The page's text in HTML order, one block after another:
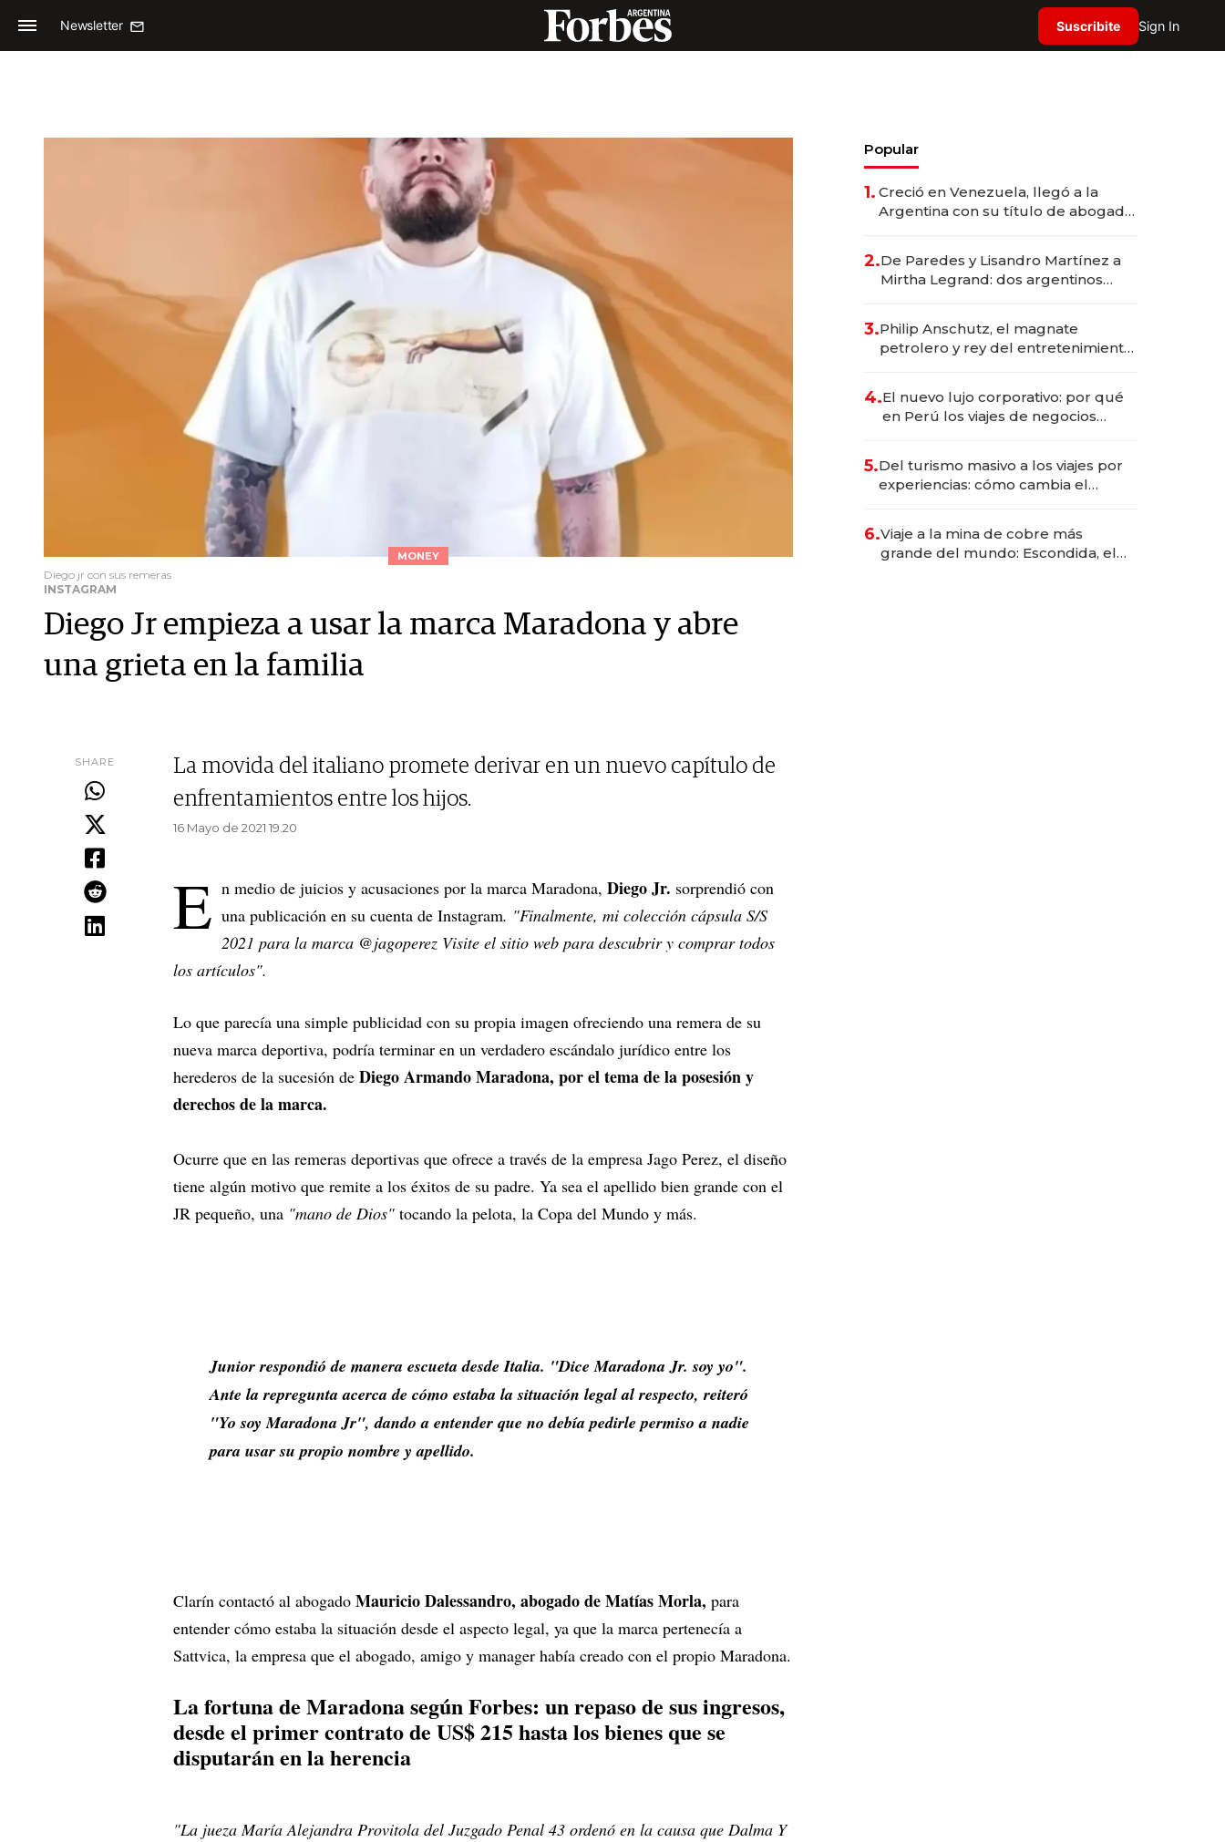
Newsletter Suscribite Sign In
MONEY
Diego jr con sus remeras
INSTAGRAM
Diego Jr empieza a usar la marca Maradona y abre
una grieta en la familia
SHARE
La movida del italiano promete derivar en un nuevo capítulo de
enfrentamientos entre los hijos.
16 Mayo de 2021 19.20
E n medio de juicios y acusaciones por la marca Maradona, Diego Jr. sorprendió con
una publicación en su cuenta de Instagram. "Finalmente, mi colección cápsula S/S
2021 para la marca @jagoperez Visite el sitio web para descubrir y comprar todos
los artículos".
Lo que parecía una simple publicidad con su propia imagen ofreciendo una remera de su
nueva marca deportiva, podría terminar en un verdadero escándalo jurídico entre los
herederos de la sucesión de Diego Armando Maradona, por el tema de la posesión y
derechos de la marca.
Ocurre que en las remeras deportivas que ofrece a través de la empresa Jago Perez, el diseño
tiene algún motivo que remite a los éxitos de su padre. Ya sea el apellido bien grande con el
JR pequeño, una "mano de Dios" tocando la pelota, la Copa del Mundo y más.
Junior respondió de manera escueta desde Italia. "Dice Maradona Jr. soy yo".
Ante la repregunta acerca de cómo estaba la situación legal al respecto, reiteró
"Yo soy Maradona Jr",dando a entender que no debía pedirle permiso a nadie
para usar su propio nombre y apellido.
Clarín contactó al abogado Mauricio Dalessandro, abogado de Matías Morla, para
entender cómo estaba la situación desde el aspecto legal, ya que la marca pertenecía a
Sattvica, la empresa que el abogado, amigo y manager había creado con el propio Maradona.
La fortuna de Maradona según Forbes: un repaso de sus ingresos,
desde el primer contrato de US$ 215 hasta los bienes que se
disputarán en la herencia
"La jueza María Alejandra Provitola del Juzgado Penal 43 ordenó en la causa que Dalma Y
Popular
1. Creció en Venezuela, llegó a la
Argentina con su título de abogado
marcas "fast premium"
2.De Paredes y Lisandro Martínez a
Mirtha Legrand: dos argentinos
3.Philip Anschutz, el magnate
petrolero y rey del entretenimiento
4.El nuevo lujo corporativo: por qué
en Perú los viajes de negocios
transformadoras
5.Del turismo masivo a los viajes por
experiencias: cómo cambia el
6.Viaje a la mina de cobre más
grande del mundo: Escondida, el